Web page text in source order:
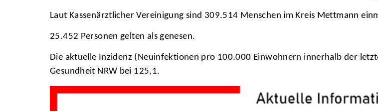
Laut Kassenärztlicher Vereinigung sind 309.514 Menschen im Kreis Mettmann
25.452 Personen gelten als genesen.
Die aktuelle Inzidenz (Neuinfektionen pro 100.000 Einwohnern innerhalb der
Gesundheit NRW bei 125,1.